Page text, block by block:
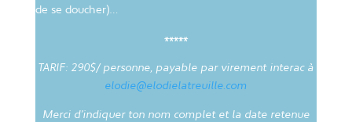
de se doucher)…
*****
TARIF: 290$/ personne, payable par virement interac à
elodie@elodielatreuille.com
Merci d’indiquer ton nom complet et la date retenue